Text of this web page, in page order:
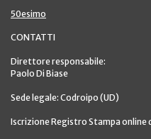
50esimo
CONTATTI
Direttore responsabile:
Paolo Di Biase
Sede legale: Codroipo (UD)
Iscrizione Registro Stampa online